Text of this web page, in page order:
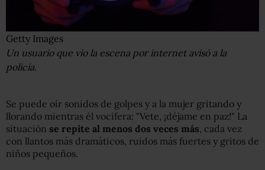
Getty Images
Un usuario que vio la escena por internet avisó a la
policía.
Se puede oír sonidos de golpes y a la mujer gritando y
llorando mientras él vocifera: "Vete, ¡déjame en paz!" La
situación se repite al menos dos veces más, cada vez
con llantos más dramáticos, ruidos más fuertes y gritos de
niños pequeños.